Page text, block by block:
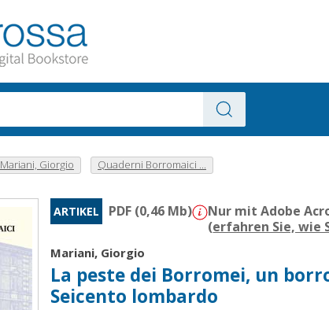
Mariani, Giorgio Quaderni Borromaici ...
ARTIKEL PDF (0,46 Mb)
Nur mit Adobe
(erfahren Sie, wie
Mariani, Giorgio
La peste dei Borromei, un
Seicento lombardo